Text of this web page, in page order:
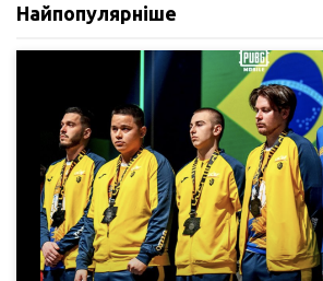
Найпопулярніше